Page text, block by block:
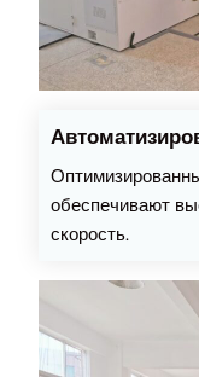
обеспечивают
скорость.